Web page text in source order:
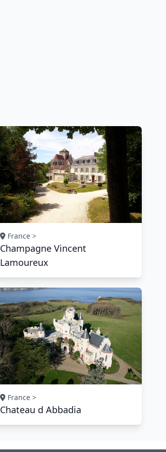
France >
Champagne Vincent
Lamoureux
France >
Chateau d Abbadia